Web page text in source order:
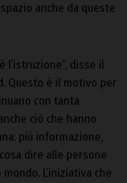
anche da queste
l’istruzione”, disse il
Questo è il motivo per
con tanta
ciò che hanno
più informazione,
dire alle persone
L’iniziativa che